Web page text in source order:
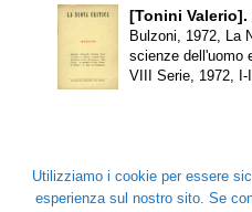
[Tonini Valerio].
Bulzoni, 1972, La
scienze dell'uomo
VIII Serie, 1972, I-
Utilizziamo i cookie per essere
esperienza sul nostro sito. Se